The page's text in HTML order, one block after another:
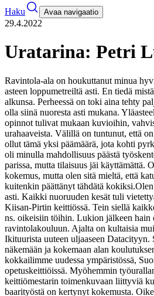
Haku
Avaa navigaatio
29.4.2022
Uratarina: Petri
Ravintola-ala on houkuttanut minua
asteen loppumetreiltä asti. En tiedä
alkunsa. Perheessä on toki aina tehty
olla siinä nuoresta asti mukana.
opinnot tulivat mukaan kuvioihin,
urahaaveista. Välillä on tuntunut, että
ollut tämä yksi päämäärä, jota kohti
oli minulla mahdollisuus päästä
parissa, mutta tilaisuus jäi käyttämättä.
kokemus, mutta olen sitä mieltä, että
kuitenkin päättänyt tähdätä kokiksi.
asti. Kaikki nuoruuden kesät tuli
Kiisan-Pirtin keittiössä. Tein siellä
ns. oikeisiin töihin. Lukion jälkeen hain
ravintolakouluun. Ajalta on kultaisia
Ikituurista uuteen uljaaseen Datacityyn.
näkemään ja kokemaan alan
kokkailimme uudessa ympäristössä,
opetuskeittiöissä. Myöhemmin
keittiömestarin toimenkuvaan liittyviä
baarityöstä on kertynyt kokemusta.